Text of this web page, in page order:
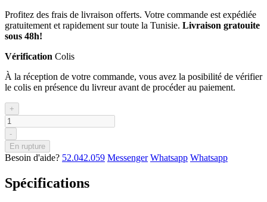
Profitez des frais de livraison offerts. Votre commande est expédiée
gratuitement et rapidement sur toute la Tunisie. Livraison gratouite
sous 48h!
Vérification Colis
À la réception de votre commande, vous avez la posibilité de vérifier
le colis en présence du livreur avant de procéder au paiement.
+
-
En rupture
Besoin d'aide? 52.042.059 Messenger Whatsapp Whatsapp
Spécifications